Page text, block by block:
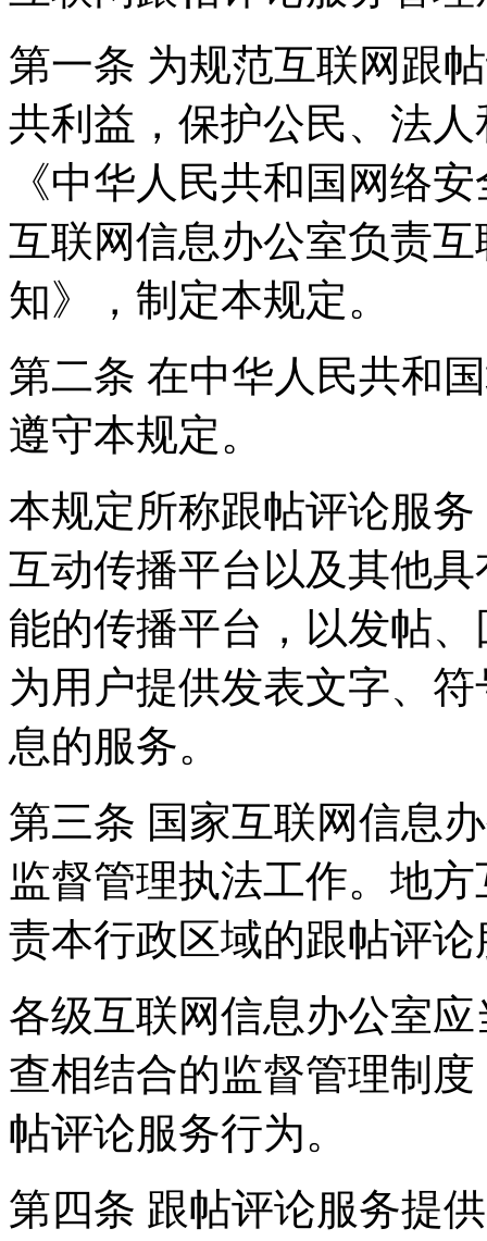
第一条 为规范互联网跟
共利益，保护公民、法
《中华人民共和国网络
互联网信息办公室负责
知》，制定本规定。
第二条 在中华人民共和
遵守本规定。
本规定所称跟帖评论服
互动传播平台以及其他
能的传播平台，以发帖
为用户提供发表文字、
息的服务。
第三条 国家互联网信息
监督管理执法工作。地
责本行政区域的跟帖评
各级互联网信息办公室
查相结合的监督管理制
帖评论服务行为。
第四条 跟帖评论服务提